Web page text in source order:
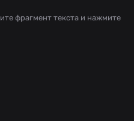
фрагмент текста и нажмите